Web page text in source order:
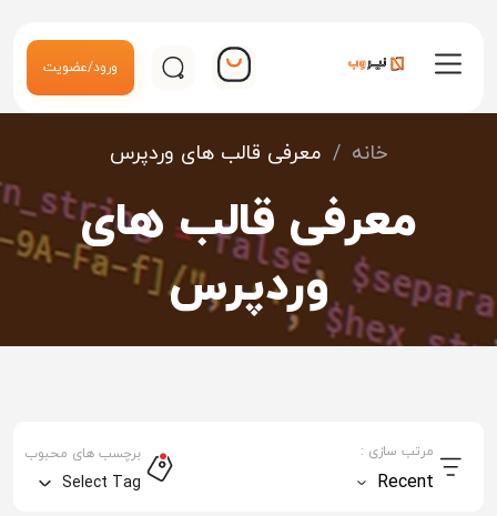
ورود/عضویت
خانه / معرفی قالب های وردپرس
معرفی قالب های
وردپرس
مرتب سازی :
Recent
برچسب های محبوب
Select Tag